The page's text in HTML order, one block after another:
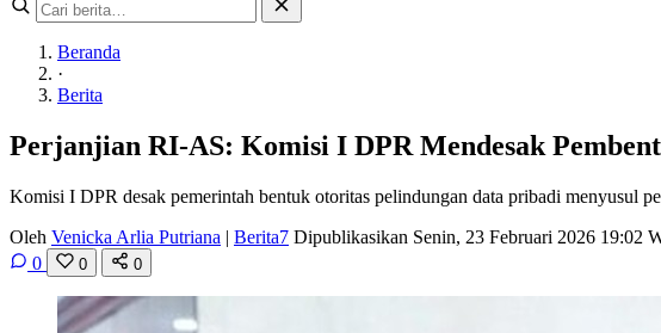
Beranda
·
Berita
Perjanjian RI-AS: Komisi I DPR Mendesak
Komisi I DPR desak pemerintah bentuk otoritas pelindungan data pribadi menyusul
Oleh Venicka Arlia Putriana | Berita7 Dipublikasikan Senin, 23 Februari 2026 19:02
0
0 0